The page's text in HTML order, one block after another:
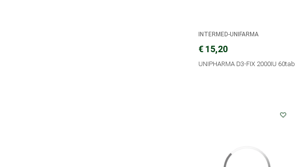
INTERMED-UNIFARMA
€ 15,20
UNIPHARMA D3-FIX 2000IU 60tab